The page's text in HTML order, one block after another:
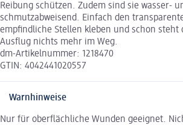
Reibung schützen. Zudem sind sie wasser-
schmutzabweisend. Einfach den
empfindliche Stellen kleben und schon steht
Ausflug nichts mehr im Weg.
dm-Artikelnummer: 1218470
GTIN: 4042441020557
Warnhinweise
Nur für oberflächliche Wunden geeignet.